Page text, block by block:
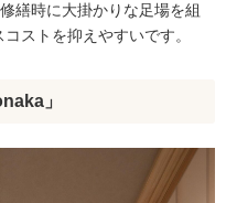
繕時に大掛かりな足場を組
ストを抑えやすいです。
」